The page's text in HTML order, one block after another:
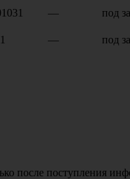
— под
— под
после поступления